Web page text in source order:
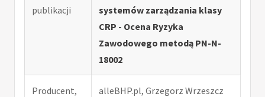
publikacji
systemów zarządzania klasy
CRP - Ocena Ryzyka
Zawodowego metodą PN-N-
18002
Producent,
alleBHP.pl, Grzegorz Wrzeszcz